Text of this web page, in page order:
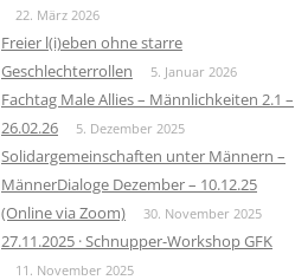
22. März 2026
Freier l(i)eben ohne starre
Geschlechterrollen
5. Januar 2026
Fachtag Male Allies – Männlichkeiten 2.1 –
26.02.26
5. Dezember 2025
Solidargemeinschaften unter Männern –
MännerDialoge Dezember – 10.12.25
(Online via Zoom)
30. November 2025
27.11.2025 · Schnupper-Workshop GFK
11. November 2025